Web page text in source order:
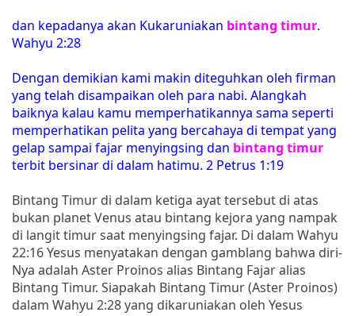
dan kepadanya akan Kukaruniakan bintang timur.
Wahyu 2:28
Dengan demikian kami makin diteguhkan oleh firman
yang telah disampaikan oleh para nabi. Alangkah
baiknya kalau kamu memperhatikannya sama seperti
memperhatikan pelita yang bercahaya di tempat yang
gelap sampai fajar menyingsing dan bintang timur
terbit bersinar di dalam hatimu. 2 Petrus 1:19
Bintang Timur di dalam ketiga ayat tersebut di atas
bukan planet Venus atau bintang kejora yang nampak
di langit timur saat menyingsing fajar. Di dalam Wahyu
22:16 Yesus menyatakan dengan gamblang bahwa diri-
Nya adalah Aster Proinos alias Bintang Fajar alias
Bintang Timur. Siapakah Bintang Timur (Aster Proinos)
dalam Wahyu 2:28 yang dikaruniakan oleh Yesus